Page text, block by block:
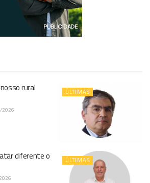
ÚLTIMAS
rural
ÚLTIMAS
diferente o